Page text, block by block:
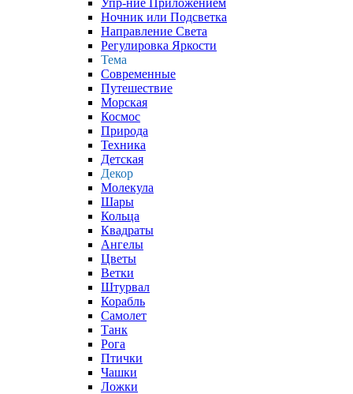
Упр-ние Приложением
Ночник или Подсветка
Направление Света
Регулировка Яркости
Тема
Современные
Путешествие
Морская
Космос
Природа
Техника
Детская
Декор
Молекула
Шары
Кольца
Квадраты
Ангелы
Цветы
Ветки
Штурвал
Корабль
Самолет
Танк
Рога
Птички
Чашки
Ложки